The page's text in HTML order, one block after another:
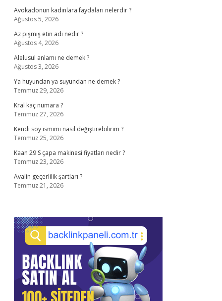
Avokadonun kadınlara faydaları nelerdir ?
Ağustos 5, 2026
Az pişmiş etin adı nedir ?
Ağustos 4, 2026
Alelusul anlamı ne demek ?
Ağustos 3, 2026
Ya huyundan ya suyundan ne demek ?
Temmuz 29, 2026
Kral kaç numara ?
Temmuz 27, 2026
Kendi soy ismimi nasıl değiştirebilirim ?
Temmuz 25, 2026
Kaan 29 S çapa makinesi fiyatları nedir ?
Temmuz 23, 2026
Avalin geçerlilik şartları ?
Temmuz 21, 2026